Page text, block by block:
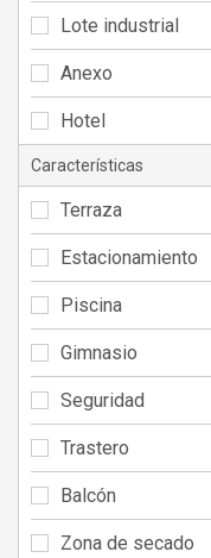
Lote industrial
Anexo
Hotel
Características
Terraza
Estacionamiento
Piscina
Gimnasio
Seguridad
Trastero
Balcón
Zona de secado